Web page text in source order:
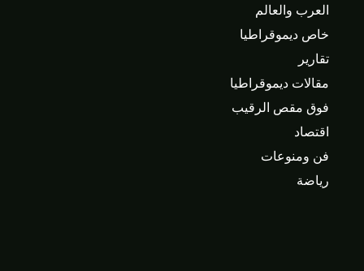
العرب والعالم
خاص ديموقراطيا
تقارير
مقالات ديموقراطيا
فوق مقص الرقيب
اقتصاد
فن ومنوعات
رياضة